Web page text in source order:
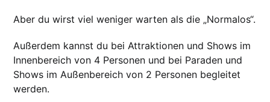
Aber du wirst viel weniger warten als die „Normalos“.
Außerdem kannst du bei Attraktionen und Shows im
Innenbereich von 4 Personen und bei Paraden und
Shows im Außenbereich von 2 Personen begleitet
werden.